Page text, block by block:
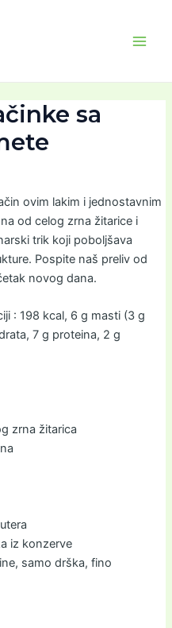
sa
ovim lakim i jednostavnim
od celog zrna žitarice i
trik koji poboljšava
Pospite naš preliv od
novog dana.
: 198 kcal, 6 g masti (3 g
7 g proteina, 2 g
zrna žitarica
iz konzerve
samo drška, fino